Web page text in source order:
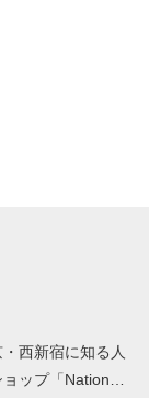
・西新宿に知る人
ップ「Nation…